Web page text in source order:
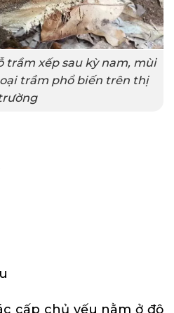
trầm xếp sau kỳ nam, mùi
trầm phổ biến trên thị
cấp chủ yếu nằm ở độ